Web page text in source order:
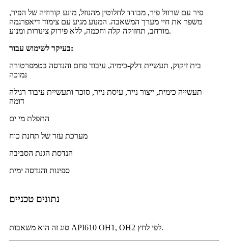
פיר עם שרוול פיר, מבודד לחלוטין מהנוזל, מונע קורוזיה של הפיר,
משפר את חיי מערך המשאבה. המנוע מגיע עם צימוד דיאפרגמה
מורחב, תחזוקה קלה וחכמה, ללא פירוק צינורות ומנוע.
בעיקר לשימוש עבור:
בית זיקוק, תעשיית דלק-כימיה, עיבוד פחם והנדסה בטמפרטורה
נמוכה
תעשייה כימית, ייצור נייר, עיסת נייר, סוכר ותעשיית עיבוד רגילה
דומה
התפלת מי ים
מערכת עזר של תחנת כוח
הנדסת הגנת הסביבה
ספינות והנדסה ימית
נתונים טכניים
סוג זה הוא משאבות API610 OH1, OH2 לפי לחץ.